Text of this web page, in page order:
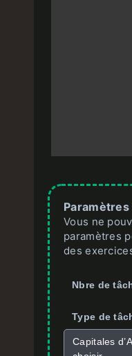
Paramètres
Vous ne
paramètres
des
Nbre de
Type de
Capitales